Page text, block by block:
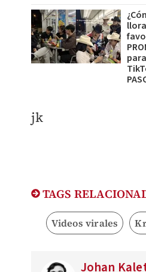
jk
TAGS
Videos virales
Johan